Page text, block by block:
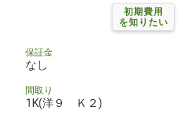
初期費用
を知りたい
保証金
なし
間取り
1K(洋９ Ｋ２)